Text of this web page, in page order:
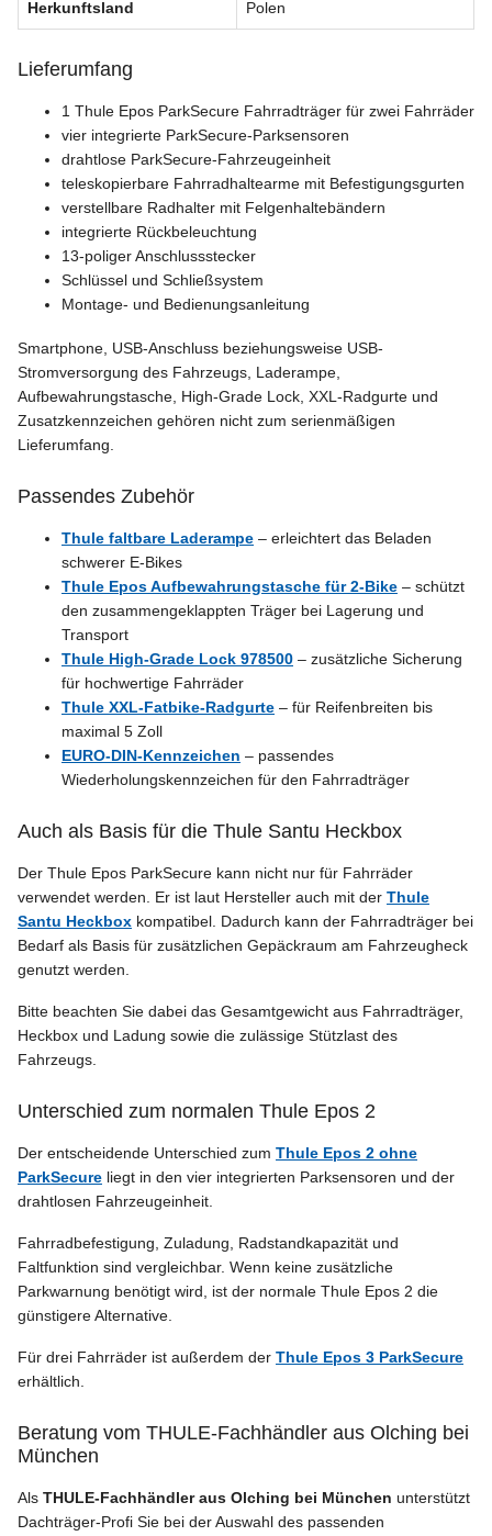
Herkunftsland Polen
Lieferumfang
1 Thule Epos ParkSecure Fahrradträger für zwei Fahrräder
vier integrierte ParkSecure-Parksensoren
drahtlose ParkSecure-Fahrzeugeinheit
teleskopierbare Fahrradhaltearme mit Befestigungsgurten
verstellbare Radhalter mit Felgenhaltebändern
integrierte Rückbeleuchtung
13-poliger Anschlussstecker
Schlüssel und Schließsystem
Montage- und Bedienungsanleitung
Smartphone, USB-Anschluss beziehungsweise USB-
Stromversorgung des Fahrzeugs, Laderampe,
Aufbewahrungstasche, High-Grade Lock, XXL-Radgurte und
Zusatzkennzeichen gehören nicht zum serienmäßigen
Lieferumfang.
Passendes Zubehör
Thule faltbare Laderampe – erleichtert das Beladen
schwerer E-Bikes
Thule Epos Aufbewahrungstasche für 2-Bike – schützt
den zusammengeklappten Träger bei Lagerung und
Transport
Thule High-Grade Lock 978500 – zusätzliche Sicherung
für hochwertige Fahrräder
Thule XXL-Fatbike-Radgurte – für Reifenbreiten bis
maximal 5 Zoll
EURO-DIN-Kennzeichen – passendes
Wiederholungskennzeichen für den Fahrradträger
Auch als Basis für die Thule Santu Heckbox
Der Thule Epos ParkSecure kann nicht nur für Fahrräder
verwendet werden. Er ist laut Hersteller auch mit der Thule
Santu Heckbox kompatibel. Dadurch kann der Fahrradträger bei
Bedarf als Basis für zusätzlichen Gepäckraum am Fahrzeugheck
genutzt werden.
Bitte beachten Sie dabei das Gesamtgewicht aus Fahrradträger,
Heckbox und Ladung sowie die zulässige Stützlast des
Fahrzeugs.
Unterschied zum normalen Thule Epos 2
Der entscheidende Unterschied zum Thule Epos 2 ohne
ParkSecure liegt in den vier integrierten Parksensoren und der
drahtlosen Fahrzeugeinheit.
Fahrradbefestigung, Zuladung, Radstandkapazität und
Faltfunktion sind vergleichbar. Wenn keine zusätzliche
Parkwarnung benötigt wird, ist der normale Thule Epos 2 die
günstigere Alternative.
Für drei Fahrräder ist außerdem der Thule Epos 3 ParkSecure
erhältlich.
Beratung vom THULE-Fachhändler aus Olching bei
München
Als THULE-Fachhändler aus Olching bei München unterstützt
Dachträger-Profi Sie bei der Auswahl des passenden